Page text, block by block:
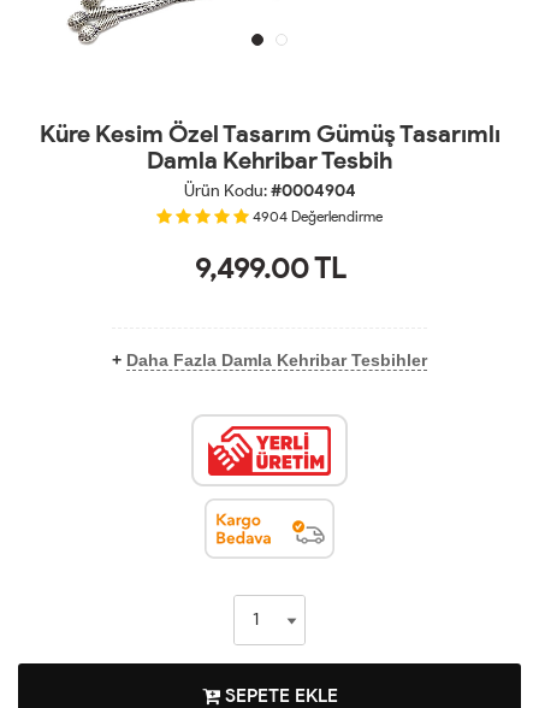
Küre Kesim Özel Tasarım Gümüş Tasarımlı
Damla Kehribar Tesbih
Ürün Kodu:#0004904
4904 Değerlendirme
9,499.00TL
+ Daha Fazla Damla Kehribar Tesbihler
SEPETE EKLE